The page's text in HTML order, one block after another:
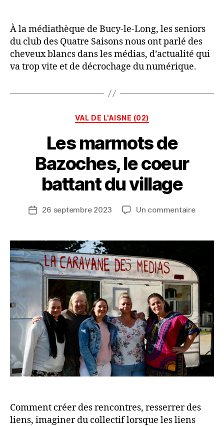
À la médiathèque de Bucy-le-Long, les seniors
du club des Quatre Saisons nous ont parlé des
cheveux blancs dans les médias, d’actualité qui
va trop vite et de décrochage du numérique.
Catégories
VAL DE L'AISNE (02)
Les marmots de
Bazoches, le coeur
battant du village
Auteur
de
L
C
R
V
N
E
S
M
É
D
A
S
Date26 septembre 2023 Un commentairesur
de
coeur
battant
village
Comment créer des rencontres, resserrer des
liens, imaginer du collectif lorsque les liens